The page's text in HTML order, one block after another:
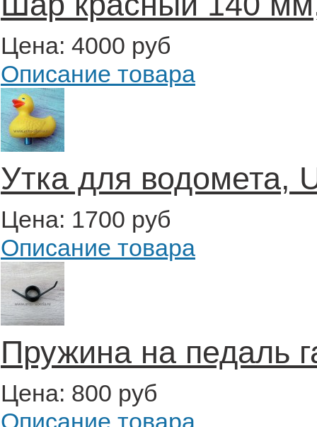
Цена: 4000 руб
Описание товара
Утка для водомета,
Цена: 1700 руб
Описание товара
Пружина на педаль
Цена: 800 руб
Описание товара